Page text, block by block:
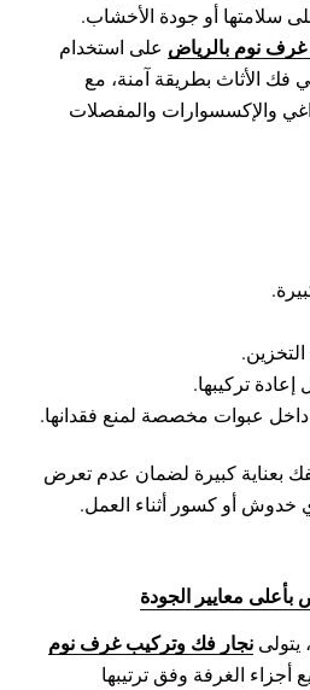
سلامتها أو جودة الأخشاب.
نوم بالرياض على استخدام
الأثاث بطريقة آمنة، مع
والإكسسوارات والمفصلات
تركيبها.
عبوات مخصصة لمنع فقدانها.
بعناية كبيرة لضمان عدم تعرض
خدوش أو كسور أثناء العمل.
معايير الجودة
يتولى نجار فك وتركيب غرف نوم
أجزاء الغرفة وفق ترتيبها